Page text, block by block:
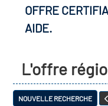
OFFRE
AIDE.
L'offre
NOUVELLE RECHERCHE